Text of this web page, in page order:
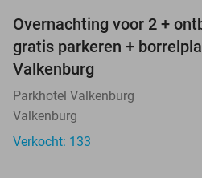
Overnachting voor 2 +
gratis parkeren +
Valkenburg
Parkhotel Valkenburg
Valkenburg
Verkocht: 133